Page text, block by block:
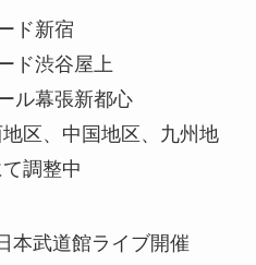
ド新宿
ド渋谷屋上
ル幕張新都心
区、中国地区、九州地
調整中
本武道館ライブ開催